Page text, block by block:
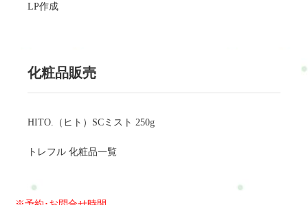
LP作成
化粧品販売
HITO.（ヒト）SCミスト 250g
トレフル 化粧品一覧